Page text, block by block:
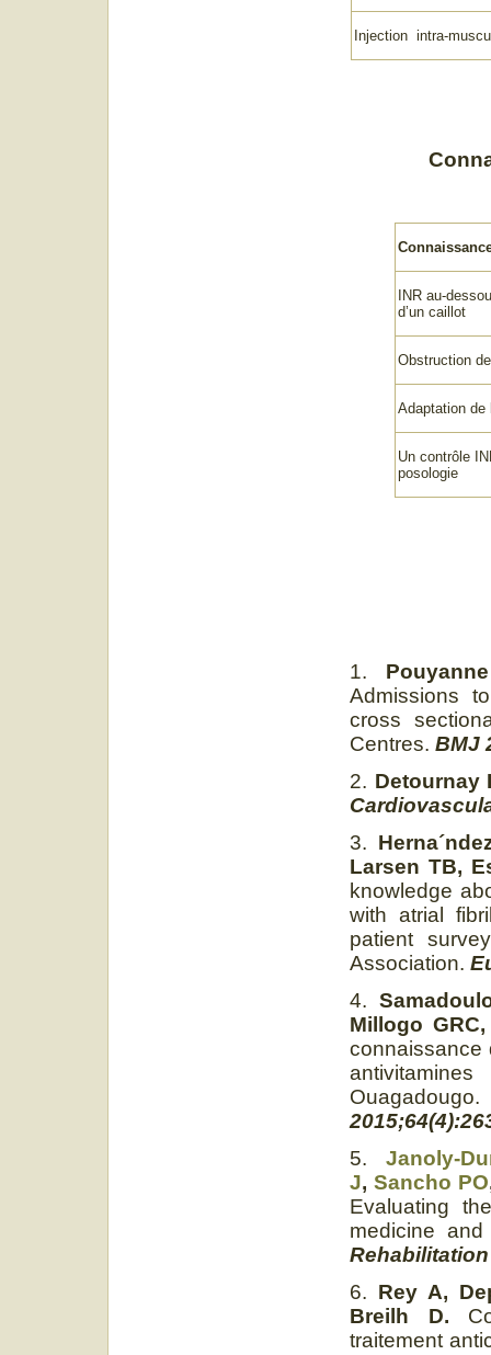
Injection intra-
INR au-
d’un caillot
Obstruction
Adaptation
Un contrôle
posologie
1.
Admissions
cross
Centres. BMJ
2. Detournay
3.
Larsen TB,
knowledge
with atrial
patient
Association.
4.
Millogo
connaissance
2015;64(4):
5.Janoly-
J, Sancho PO
Evaluating
medicine
Rehabilitation
6. Rey A,
Breilh D.
traitement